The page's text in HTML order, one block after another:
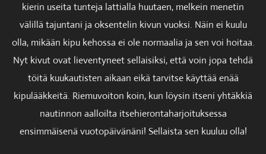
kierin useita tunteja lattialla huutaen, melkein menetin
välillä tajuntani ja oksentelin kivun vuoksi. Näin ei kuulu
olla, mikään kipu kehossa ei ole normaalia ja sen voi hoitaa.
Nyt kivut ovat lieventyneet sellaisiksi, että voin jopa tehdä
töitä kuukautisten aikaan eikä tarvitse käyttää enää
kipulääkkeitä. Riemuvoiton koin, kun löysin itseni yhtäkkiä
nautinnon aalloilta itsehierontaharjoituksessa
ensimmäisenä vuotopäivänäni! Sellaista sen kuuluu olla!